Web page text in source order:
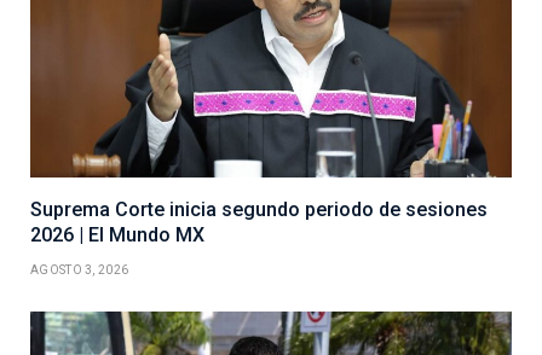
Suprema Corte inicia segundo periodo de sesiones
2026 | El Mundo MX
AGOSTO 3, 2026